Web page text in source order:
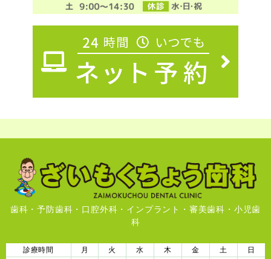
歯科・予防歯科・口腔外科・インプラント・審美歯科・小児歯
科
診療時間 月 火 水 木 金 土
日